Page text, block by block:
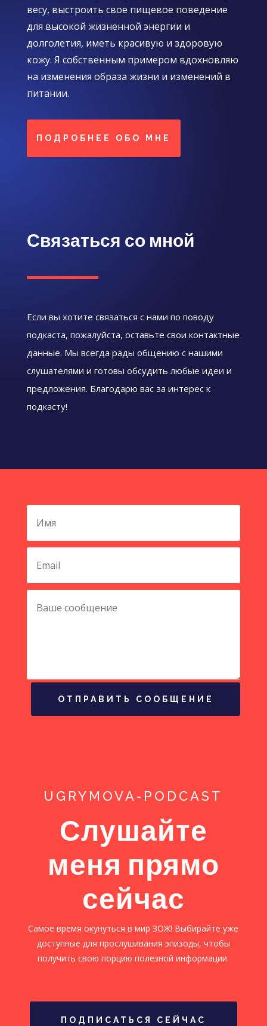
весу, выстроить свое пищевое поведение
для высокой жизненной энергии и
долголетия, иметь красивую и здоровую
кожу. Я собственным примером вдохновляю
на изменения образа жизни и изменений в
питании.
ПОДРОБНЕЕ ОБО МНЕ
Связаться со мной
Если вы хотите связаться с нами по поводу
подкаста, пожалуйста, оставьте свои контактные
данные. Мы всегда рады общению с нашими
слушателями и готовы обсудить любые идеи и
предложения. Благодарю вас за интерес к
подкасту!
ОТПРАВИТЬ СООБЩЕНИЕ
UGRYMOVA-PODCAST
Слушайте
меня прямо
сейчас
Самое время окунуться в мир ЗОЖ! Выбирайте уже
доступные для прослушивания эпизоды, чтобы
получить свою порцию полезной информации.
ПОДПИСАТЬСЯ СЕЙЧАС